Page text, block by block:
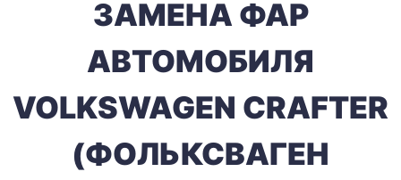
ЗАМЕНА ФАР
АВТОМОБИЛЯ
VOLKSWAGEN CRAFTER
(ФОЛЬКСВАГЕН